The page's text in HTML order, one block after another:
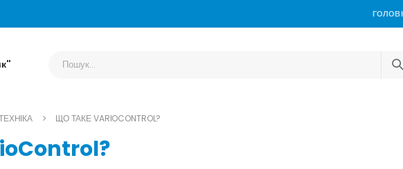
ЩО ТАКЕ VARIOCONTROL?